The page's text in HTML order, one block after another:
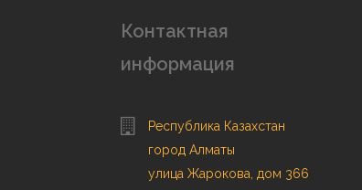
Контактная
информация
Республика Казахстан
город Алматы
улица Жарокова, дом 366